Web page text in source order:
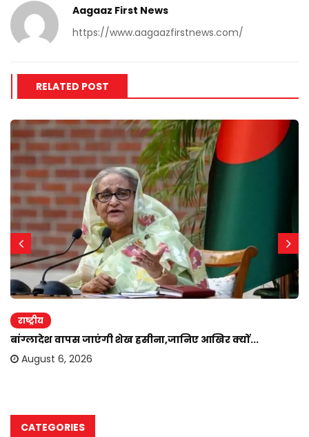
Aagaaz First News
https://www.aagaazfirstnews.com/
RELATED POST
राष्ट्रीय
बांग्लादेश वापस जाएंगी शेख हसीना,जानिए आखिर क्यों...
August 6, 2026
CATEGORIES